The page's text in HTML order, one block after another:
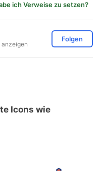
ich Verweise zu setzen?
anzeigen
Folgen
Icons wie